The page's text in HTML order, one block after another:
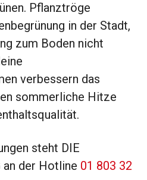
Pflanztröge
in der Stadt,
zum Boden nicht
verbessern das
sommerliche Hitze
steht DIE
an der Hotline 01 803 32